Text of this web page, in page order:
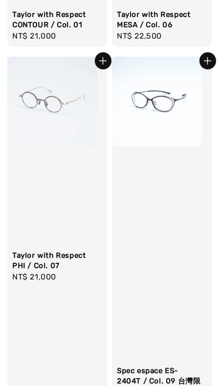
Taylor with Respect
CONTOUR / Col. 01
Regular
NT$ 21,000
Taylor with Respect
MESA / Col. 06
Regular
NT$ 22,500
Taylor with Respect
PHI / Col. 07
Regular
NT$ 21,000
Spec espace ES-
2404T / Col. 09 台灣限